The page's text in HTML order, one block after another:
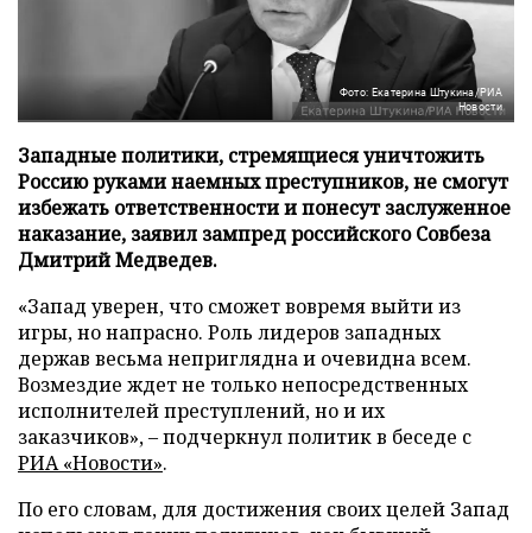
Фото: Екатерина Штукина/РИА
Новости
Западные политики, стремящиеся уничтожить
Россию руками наемных преступников, не смогут
избежать ответственности и понесут заслуженное
наказание, заявил зампред российского Совбеза
Дмитрий Медведев.
«Запад уверен, что сможет вовремя выйти из
игры, но напрасно. Роль лидеров западных
держав весьма неприглядна и очевидна всем.
Возмездие ждет не только непосредственных
исполнителей преступлений, но и их
заказчиков», – подчеркнул политик в беседе с
РИА «Новости».
По его словам, для достижения своих целей Запад